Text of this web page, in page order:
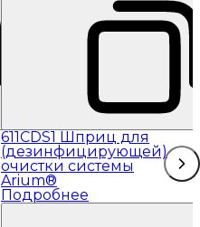
611CDS1 Шприц для
(дезинфицирующей)
очистки системы
Arium®
Подробнее